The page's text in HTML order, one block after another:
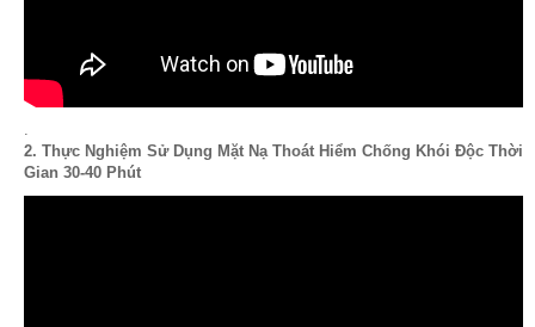
2. Thực Nghiệm Sử Dụng Mặt Nạ Thoát Hiểm Chống Khói Độc Thời
Gian 30-40 Phút